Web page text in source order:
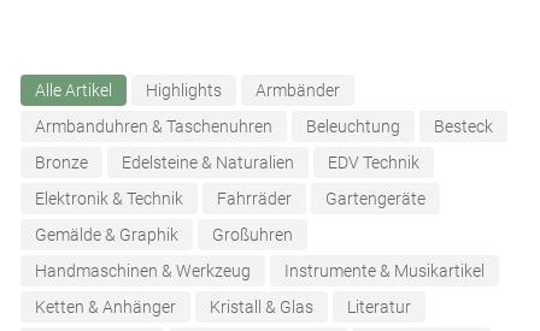
Alle Artikel Highlights
Armbänder
Armbanduhren & Taschenuhren
Beleuchtung
Besteck
Bronze
Edelsteine & Naturalien
EDV Technik
Elektronik & Technik
Fahrräder
Gartengeräte
Gemälde & Graphik
Großuhren
Handmaschinen & Werkzeug
Instrumente & Musikartikel
Ketten & Anhänger
Kristall & Glas
Literatur